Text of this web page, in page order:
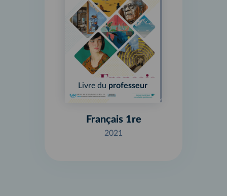
Livre du professeur
Français 1re
2021